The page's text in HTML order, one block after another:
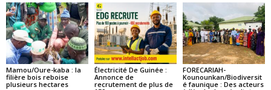
Mamou/Oure-kaba : la
filière bois reboise
plusieurs hectares
Électricité De Guinée :
Annonce de
recrutement de plus de
FORECARIAH-
Kounounkan/Biodiversit
é faunique : Des acteurs